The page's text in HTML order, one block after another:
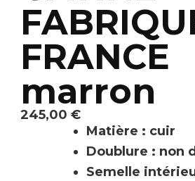
FRANCE
marron
245,00 €
Matière : cuir
Doublure : non
Semelle